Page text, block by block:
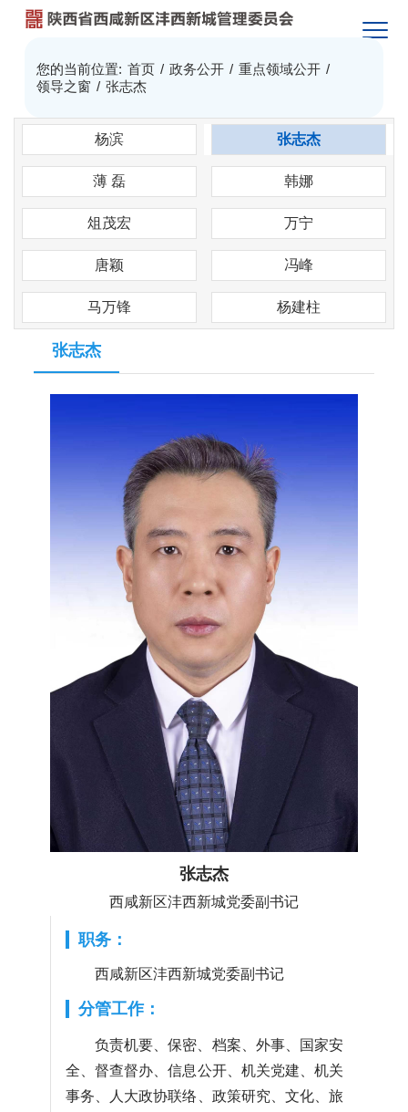
您的当前位置: 首页 / 政务公开 / 重点领域公开 /
领导之窗 / 张志杰
杨滨 张志杰
薄 磊 韩娜
俎茂宏 万宁
唐颖 冯峰
马万锋 杨建柱
张志杰
张志杰
西咸新区沣西新城党委副书记
职务：
西咸新区沣西新城党委副书记
分管工作：
负责机要、保密、档案、外事、国家安
全、督查督办、信息公开、机关党建、机关
事务、人大政协联络、政策研究、文化、旅